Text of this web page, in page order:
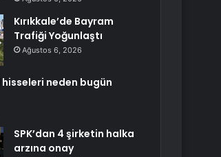
Kırıkkale’de Bayram
Trafiği Yoğunlaştı
Ağustos 6, 2026
neden bugün
SPK’dan 4 şirketin halka
arzına onay